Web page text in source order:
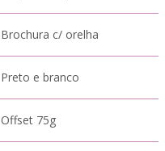
Brochura c/ orelha
Preto e branco
Offset 75g